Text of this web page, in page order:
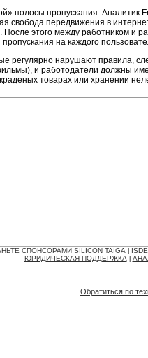
пропускания. Аналитик
свобода передвижения в
этого между работником и
на каждого
регулярно нарушают правила,
и работодатели должны
товарах или хранении
СПОНСОРАМИ SILICON TAIGA
ЮРИДИЧЕСКАЯ ПОДДЕРЖКА|
Обратиться по